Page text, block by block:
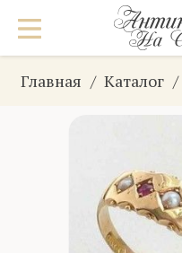
Главная Каталог